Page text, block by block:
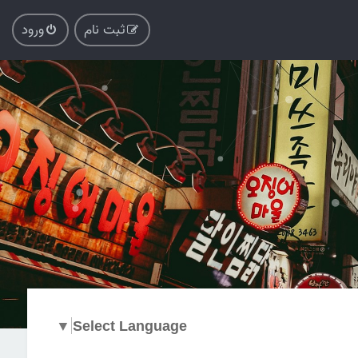
ورود ثبت نام
Select Language
▼